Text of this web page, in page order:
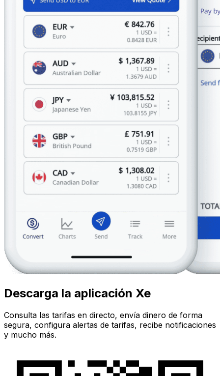
Descarga la aplicación Xe
Consulta las tarifas en directo, envía dinero de forma
segura, configura alertas de tarifas, recibe notificaciones
y mucho más.